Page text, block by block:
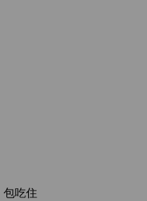
包吃住